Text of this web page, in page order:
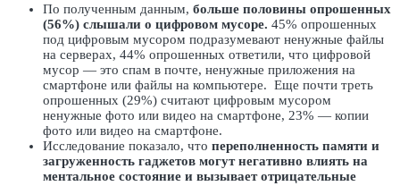
По полученным данным, больше половины опрошенных
(56%) слышали о цифровом мусоре. 45% опрошенных
под цифровым мусором подразумевают ненужные файлы
на серверах, 44% опрошенных ответили, что цифровой
мусор — это спам в почте, ненужные приложения на
смартфоне или файлы на компьютере. Еще почти треть
опрошенных (29%) считают цифровым мусором
ненужные фото или видео на смартфоне, 23% — копии
фото или видео на смартфоне.
Исследование показало, что переполненность памяти и
загруженность гаджетов могут негативно влиять на
ментальное состояние и вызывает отрицательные